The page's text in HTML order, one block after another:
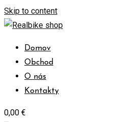
Skip to content
Domov
Obchod
O nás
Kontakty
0,00 €